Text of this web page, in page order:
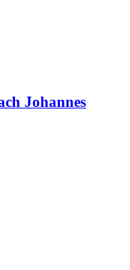
Johannes